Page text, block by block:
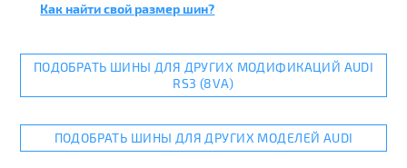
Как найти свой размер шин?
ПОДОБРАТЬ ШИНЫ ДЛЯ ДРУГИХ МОДИФИКАЦИЙ AUDI
RS3 (8VA)
ПОДОБРАТЬ ШИНЫ ДЛЯ ДРУГИХ МОДЕЛЕЙ AUDI